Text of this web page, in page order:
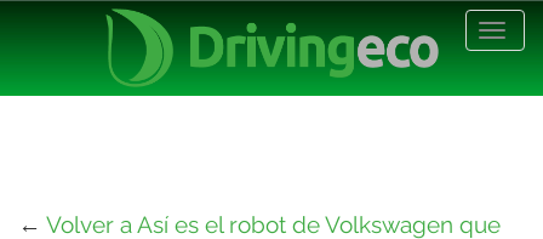
← Volver a Así es el robot de Volkswagen que